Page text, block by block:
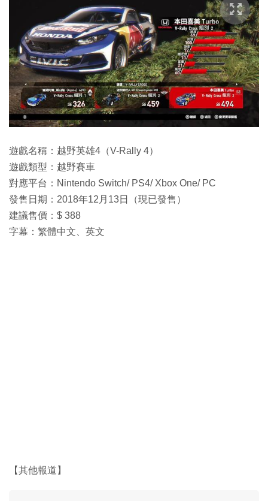
遊戲名稱：越野英雄4（V-Rally 4）
遊戲類型：越野賽車
對應平台：Nintendo Switch/ PS4/ Xbox One/ PC
發售日期：2018年12月13日（現已發售）
建議售價：$ 388
字幕：繁體中文、英文
【其他報道】